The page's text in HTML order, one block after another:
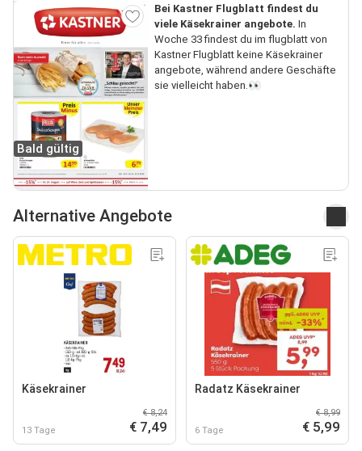
Bald gültig
Bei Kastner Flugblatt findest du
viele Käsekrainer angebote. In
Woche 33 findest du im flugblatt von
Kastner Flugblatt keine Käsekrainer
angebote, während andere Geschäfte
sie vielleicht haben.👀
Alternative Angebote
Käsekrainer
13 Tage
€ 8,24
€ 7,49
Radatz Käsekrainer
6 Tage
€ 8,99
€ 5,99